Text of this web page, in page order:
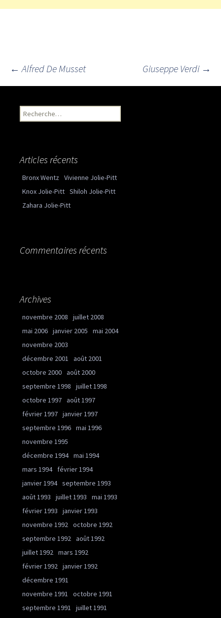
Navigation des articles
← Alfred De Musset Giuseppe Verdi →
Recherche pour :
Articles récents
Bronx Wentz Vivienne Jolie-Pitt
Knox Jolie-Pitt Shiloh Jolie-Pitt
Zahara Jolie-Pitt
Commentaires récents
Archives
novembre 2008
juillet 2008
mai 2006 janvier 2005
mai 2004
novembre 2003
décembre 2001
août 2001
octobre 2000 août 2000
septembre 1998
juillet 1998
octobre 1997 août 1997
février 1997 janvier 1997
septembre 1996 mai 1996
novembre 1995
décembre 1994 mai 1994
mars 1994
février 1994
janvier 1994 septembre 1993
août 1993
juillet 1993
mai 1993
février 1993
janvier 1993
novembre 1992 octobre 1992
septembre 1992 août 1992
juillet 1992 mars 1992
février 1992 janvier 1992
décembre 1991
novembre 1991
octobre 1991
septembre 1991
juillet 1991